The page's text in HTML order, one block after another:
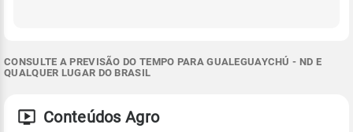
CONSULTE A PREVISÃO DO TEMPO PARA GUALEGUAYCHÚ - ND E
QUALQUER LUGAR DO BRASIL
Conteúdos Agro